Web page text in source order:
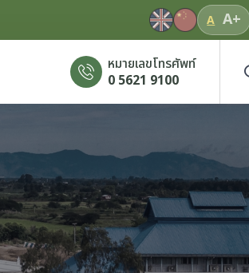
A A+
หมายเลขโทรศัพท์
0 5621 9100